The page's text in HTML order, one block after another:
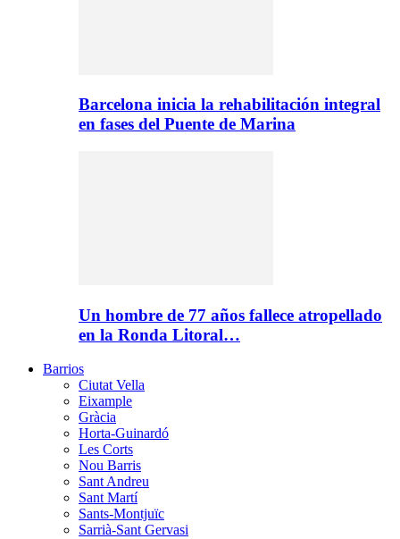
Barcelona inicia la rehabilitación integral
en fases del Puente de Marina
Un hombre de 77 años fallece atropellado
en la Ronda Litoral…
Barrios
Ciutat Vella
Eixample
Gràcia
Horta-Guinardó
Les Corts
Nou Barris
Sant Andreu
Sant Martí
Sants-Montjuïc
Sarrià-Sant Gervasi